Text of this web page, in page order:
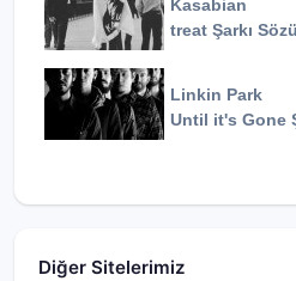
Kasabian
treat Şarkı Sözü
Linkin Park
Until it's Gone
Diğer Sitelerimiz